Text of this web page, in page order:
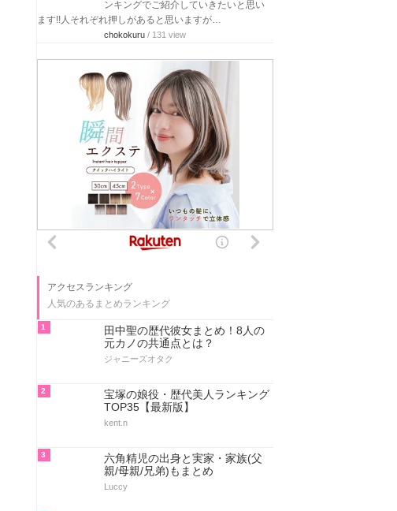
ンキングでご紹介していきたいと思い
ます!!人それぞれ押しがあると思いますが…
chokokuru / 131 view
アクセスランキング
人気のあるまとめランキング
1
田中聖の歴代彼女まとめ！8人の
元カノの共通点とは？
ジャニーズオタク
2
宝塚の娘役・歴代美人ランキング
TOP35【最新版】
kent.n
3
六角精児の出身と実家・家族(父
親/母親/兄弟)もまとめ
Luccy